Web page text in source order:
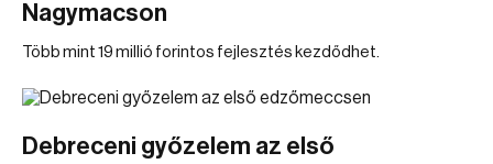
Nagymacson
Több mint 19 millió forintos fejlesztés kezdődhet.
Debreceni győzelem az első